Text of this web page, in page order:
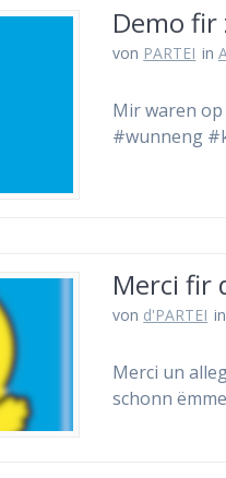
Demo
von PARTEI in
Mir waren
#wunneng
Merci fir
von d'PARTEI in
Merci un
schonn